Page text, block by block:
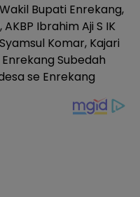
Bupati Enrekang,
Ibrahim Aji S IK
Komar, Kajari
Subedah
se Enrekang